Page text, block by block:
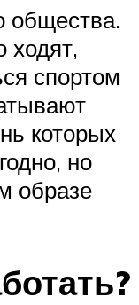
общества.
ходят,
спортом
которых
но
образе